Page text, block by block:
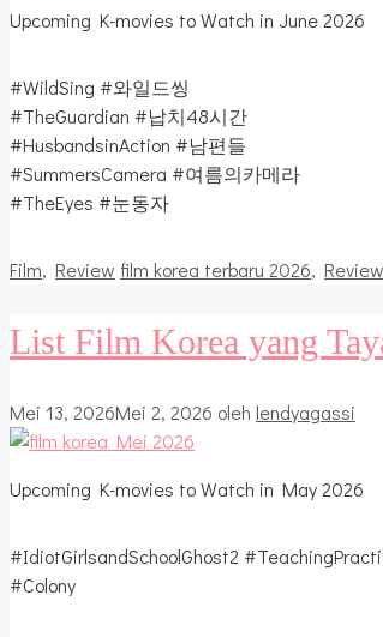
Upcoming K-movies to Watch in June 2026
#WildSing #와일드씽
#TheGuardian #납치48시간
#HusbandsinAction #남편들
#SummersCamera #여름의카메라
#TheEyes #눈동자
Kategori
Film, Review Tag
film korea terbaru 2026,
List Film Korea yang
Mei 13, 2026Mei 2, 2026 oleh lendyagassi
Upcoming K-movies to Watch in May 2026
#IdiotGirlsandSchoolGhost2
#Colony